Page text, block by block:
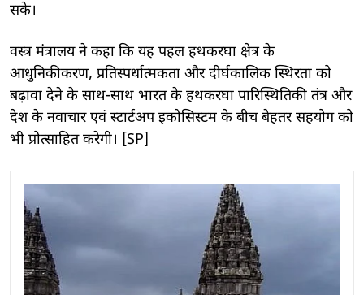
सके।
वस्त्र मंत्रालय ने कहा कि यह पहल हथकरघा क्षेत्र के
आधुनिकीकरण, प्रतिस्पर्धात्मकता और दीर्घकालिक स्थिरता को
बढ़ावा देने के साथ-साथ भारत के हथकरघा पारिस्थितिकी तंत्र और
देश के नवाचार एवं स्टार्टअप इकोसिस्टम के बीच बेहतर सहयोग को
भी प्रोत्साहित करेगी। [SP]